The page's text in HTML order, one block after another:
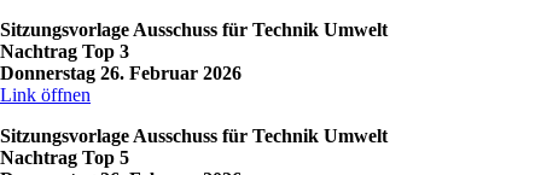
Sitzungsvorlage Ausschuss für Technik Umwelt
Nachtrag Top 3
Donnerstag 26. Februar 2026
Link öffnen
Sitzungsvorlage Ausschuss für Technik Umwelt
Nachtrag Top 5